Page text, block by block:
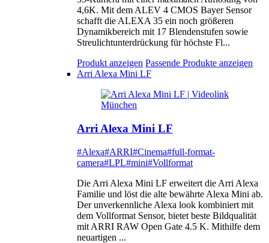
4,6K. Mit dem ALEV 4 CMOS Bayer Sensor
schafft die ALEXA 35 ein noch größeren
Dynamikbereich mit 17 Blendenstufen sowie
Streulichtunterdrückung für höchste Fl...
Produkt anzeigen Passende Produkte anzeigen
Arri Alexa Mini LF
Arri Alexa Mini LF
#Alexa#ARRI#Cinema#full-format-
camera#LPL#mini#Vollformat
Die Arri Alexa Mini LF erweitert die Arri Alexa
Familie und löst die alte bewährte Alexa Mini ab.
Der unverkennliche Alexa look kombiniert mit
dem Vollformat Sensor, bietet beste Bildqualität
mit ARRI RAW Open Gate 4.5 K. Mithilfe dem
neuartigen ...